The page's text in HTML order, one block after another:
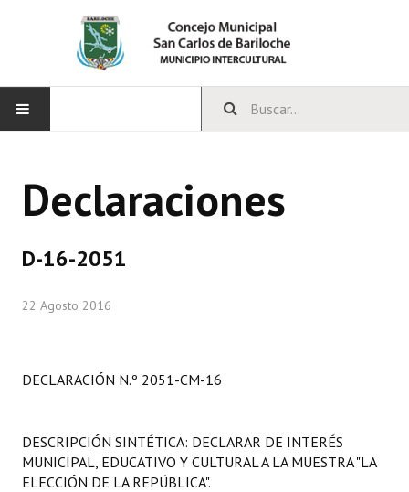
CONCEJO
Comisiones Permanentes
LEGISLACIÓN
Declaraciones
D-16-2051
22 Agosto 2016
DECLARACIÓN N.º 2051-CM-16
DESCRIPCIÓN SINTÉTICA: DECLARAR DE INTERÉS
MUNICIPAL, EDUCATIVO Y CULTURAL A LA MUESTRA "LA
ELECCIÓN DE LA REPÚBLICA".